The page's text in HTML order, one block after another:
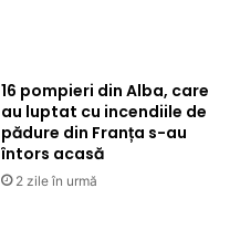
16 pompieri din Alba, care
au luptat cu incendiile de
pădure din Franța s-au
întors acasă
2 zile în urmă